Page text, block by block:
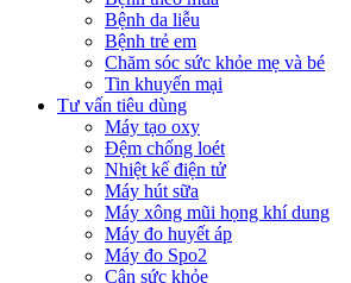
Bệnh da liễu
Bệnh trẻ em
Chăm sóc sức khỏe mẹ và bé
Tin khuyến mại
Tư vấn tiêu dùng
Máy tạo oxy
Đệm chống loét
Nhiệt kế điện tử
Máy hút sữa
Máy xông mũi họng khí dung
Máy đo huyết áp
Máy đo Spo2
Cân sức khỏe